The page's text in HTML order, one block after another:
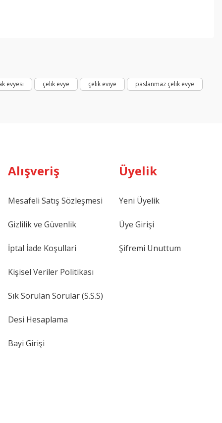
evyesi çelik evye çelik eviye paslanmaz çelik evye
Alışveriş
Mesafeli Satış Sözleşmesi
Gizlilik ve Güvenlik
İptal İade Koşullari
Kişisel Veriler Politikası
Sık Sorulan Sorular (S.S.S)
Desi Hesaplama
Bayi Girişi
Üyelik
Yeni Üyelik
Üye Girişi
Şifremi Unuttum